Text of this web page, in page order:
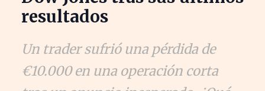
resultados
Un trader sufrió una pérdida de
€10.000 en una operación corta